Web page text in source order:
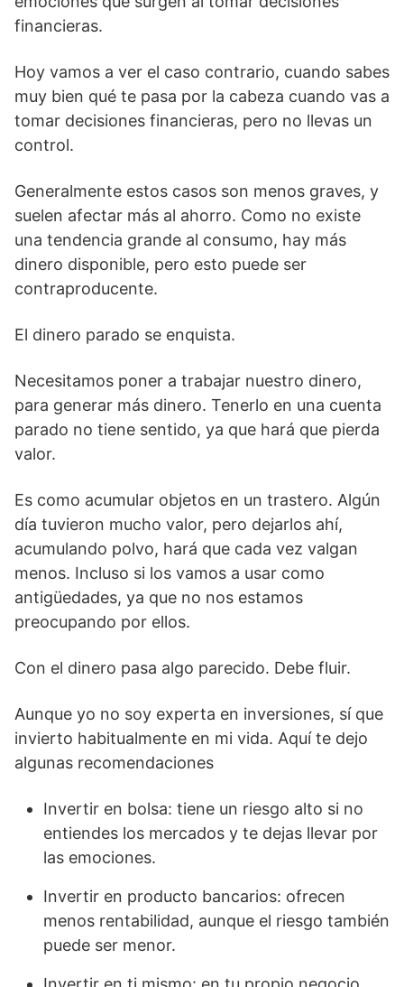
financieras.
Hoy vamos a ver el caso contrario, cuando sabes
muy bien qué te pasa por la cabeza cuando vas a
tomar decisiones financieras, pero no llevas un
control.
Generalmente estos casos son menos graves, y
suelen afectar más al ahorro. Como no existe
una tendencia grande al consumo, hay más
dinero disponible, pero esto puede ser
contraproducente.
El dinero parado se enquista.
Necesitamos poner a trabajar nuestro dinero,
para generar más dinero. Tenerlo en una cuenta
parado no tiene sentido, ya que hará que pierda
valor.
Es como acumular objetos en un trastero. Algún
día tuvieron mucho valor, pero dejarlos ahí,
acumulando polvo, hará que cada vez valgan
menos. Incluso si los vamos a usar como
antigüedades, ya que no nos estamos
preocupando por ellos.
Con el dinero pasa algo parecido. Debe fluir.
Aunque yo no soy experta en inversiones, sí que
invierto habitualmente en mi vida. Aquí te dejo
algunas recomendaciones
Invertir en bolsa: tiene un riesgo alto si no
entiendes los mercados y te dejas llevar por
las emociones.
Invertir en producto bancarios: ofrecen
menos rentabilidad, aunque el riesgo también
puede ser menor.